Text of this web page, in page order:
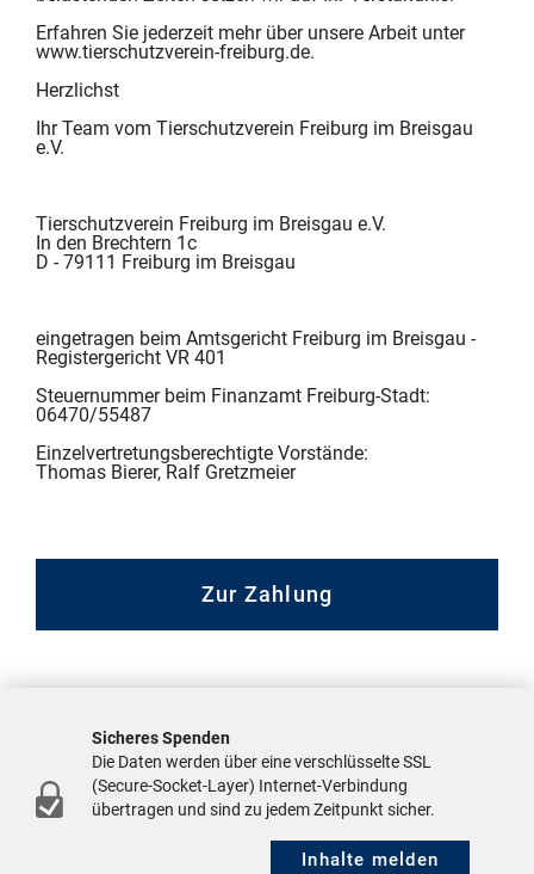
Erfahren Sie jederzeit mehr über unsere Arbeit unter
www.tierschutzverein-freiburg.de.
Herzlichst
Ihr Team vom Tierschutzverein Freiburg im Breisgau
e.V.
Tierschutzverein Freiburg im Breisgau e.V.
In den Brechtern 1c
D - 79111 Freiburg im Breisgau
eingetragen beim Amtsgericht Freiburg im Breisgau -
Registergericht VR 401
Steuernummer beim Finanzamt Freiburg-Stadt:
06470/55487
Einzelvertretungsberechtigte Vorstände:
Thomas Bierer, Ralf Gretzmeier
Zur Zahlung
Sicheres Spenden
Die Daten werden über eine verschlüsselte SSL
(Secure-Socket-Layer) Internet-Verbindung
übertragen und sind zu jedem Zeitpunkt sicher.
Inhalte melden